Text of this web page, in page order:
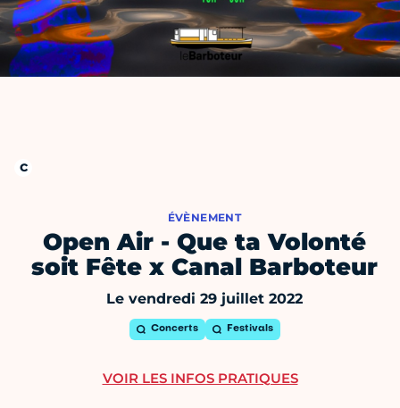
ÉVÈNEMENT
Open Air - Que ta Volonté
soit Fête x Canal Barboteur
Le vendredi 29 juillet 2022
Concerts Festivals
VOIR LES INFOS PRATIQUES